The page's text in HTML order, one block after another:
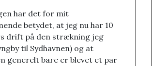
har det for mit
betydet, at jeg nu har 10
drift på den strækning jeg
til Sydhavnen) og at
generelt bare er blevet et par